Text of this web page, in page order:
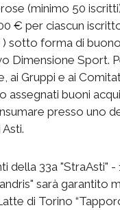
(minimo 50
€ per ciascun
) sotto forma di
Dimensione Sport.
ai Gruppi e ai
assegnati buoni
presso uno
della 33a "StraAsti" -
sarà garantito
di Torino